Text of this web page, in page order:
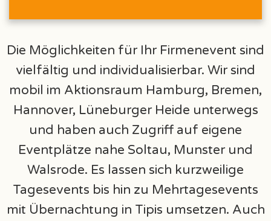
Die Möglichkeiten für Ihr Firmenevent sind
vielfältig und individualisierbar. Wir sind
mobil im Aktionsraum Hamburg, Bremen,
Hannover, Lüneburger Heide unterwegs
und haben auch Zugriff auf eigene
Eventplätze nahe Soltau, Munster und
Walsrode. Es lassen sich kurzweilige
Tagesevents bis hin zu Mehrtagesevents
mit Übernachtung in Tipis umsetzen. Auch